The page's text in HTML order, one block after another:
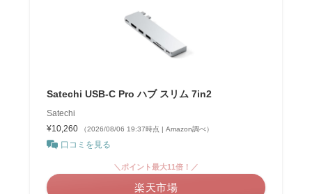
Satechi USB-C Pro ハブ スリム 7in2
Satechi
¥10,260
（2026/08/06 19:37時点 | Amazon調べ）
口コミを見る
＼ポイント最大11倍！／
楽天市場